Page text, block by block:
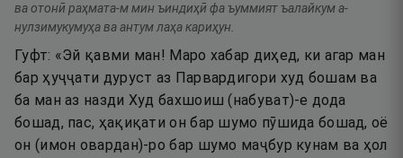
ва отонӣ раҳмата-м мин ъиндиҳӣ фа ъуммият ъалайкум а-
нулзимукумуҳа ва антум лаҳа кариҳун.
Гуфт: «Эй қавми ман! Маро хабар диҳед, ки агар ман
бар ҳуҷҷати дуруст аз Парвардигори худ бошам ва
ба ман аз назди Худ бахшоиш (набуват)-е дода
бошад, пас, ҳақиқати он бар шумо пӯшида бошад, оё
он (имон овардан)-ро бар шумо маҷбур кунам ва ҳол